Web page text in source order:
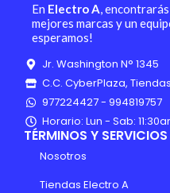
En Electro A,
mejores marcas y un
esperamos!
Jr. Washington N° 1345
C.C. CyberPlaza,
977224427 - 994819757
Horario: Lun - Sab:
TÉRMINOS Y SERVICIOS
Nosotros
Tiendas Electro A